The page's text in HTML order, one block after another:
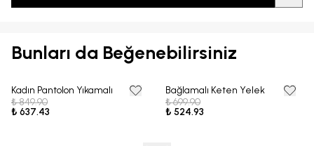
Bunları da Beğenebilirsiniz
25% OFF
Kadın Pantolon Yıkamalı
₺ 849.90
₺ 637.43
25% OFF
Bağlamalı Keten Yelek
₺ 699.90
₺ 524.93